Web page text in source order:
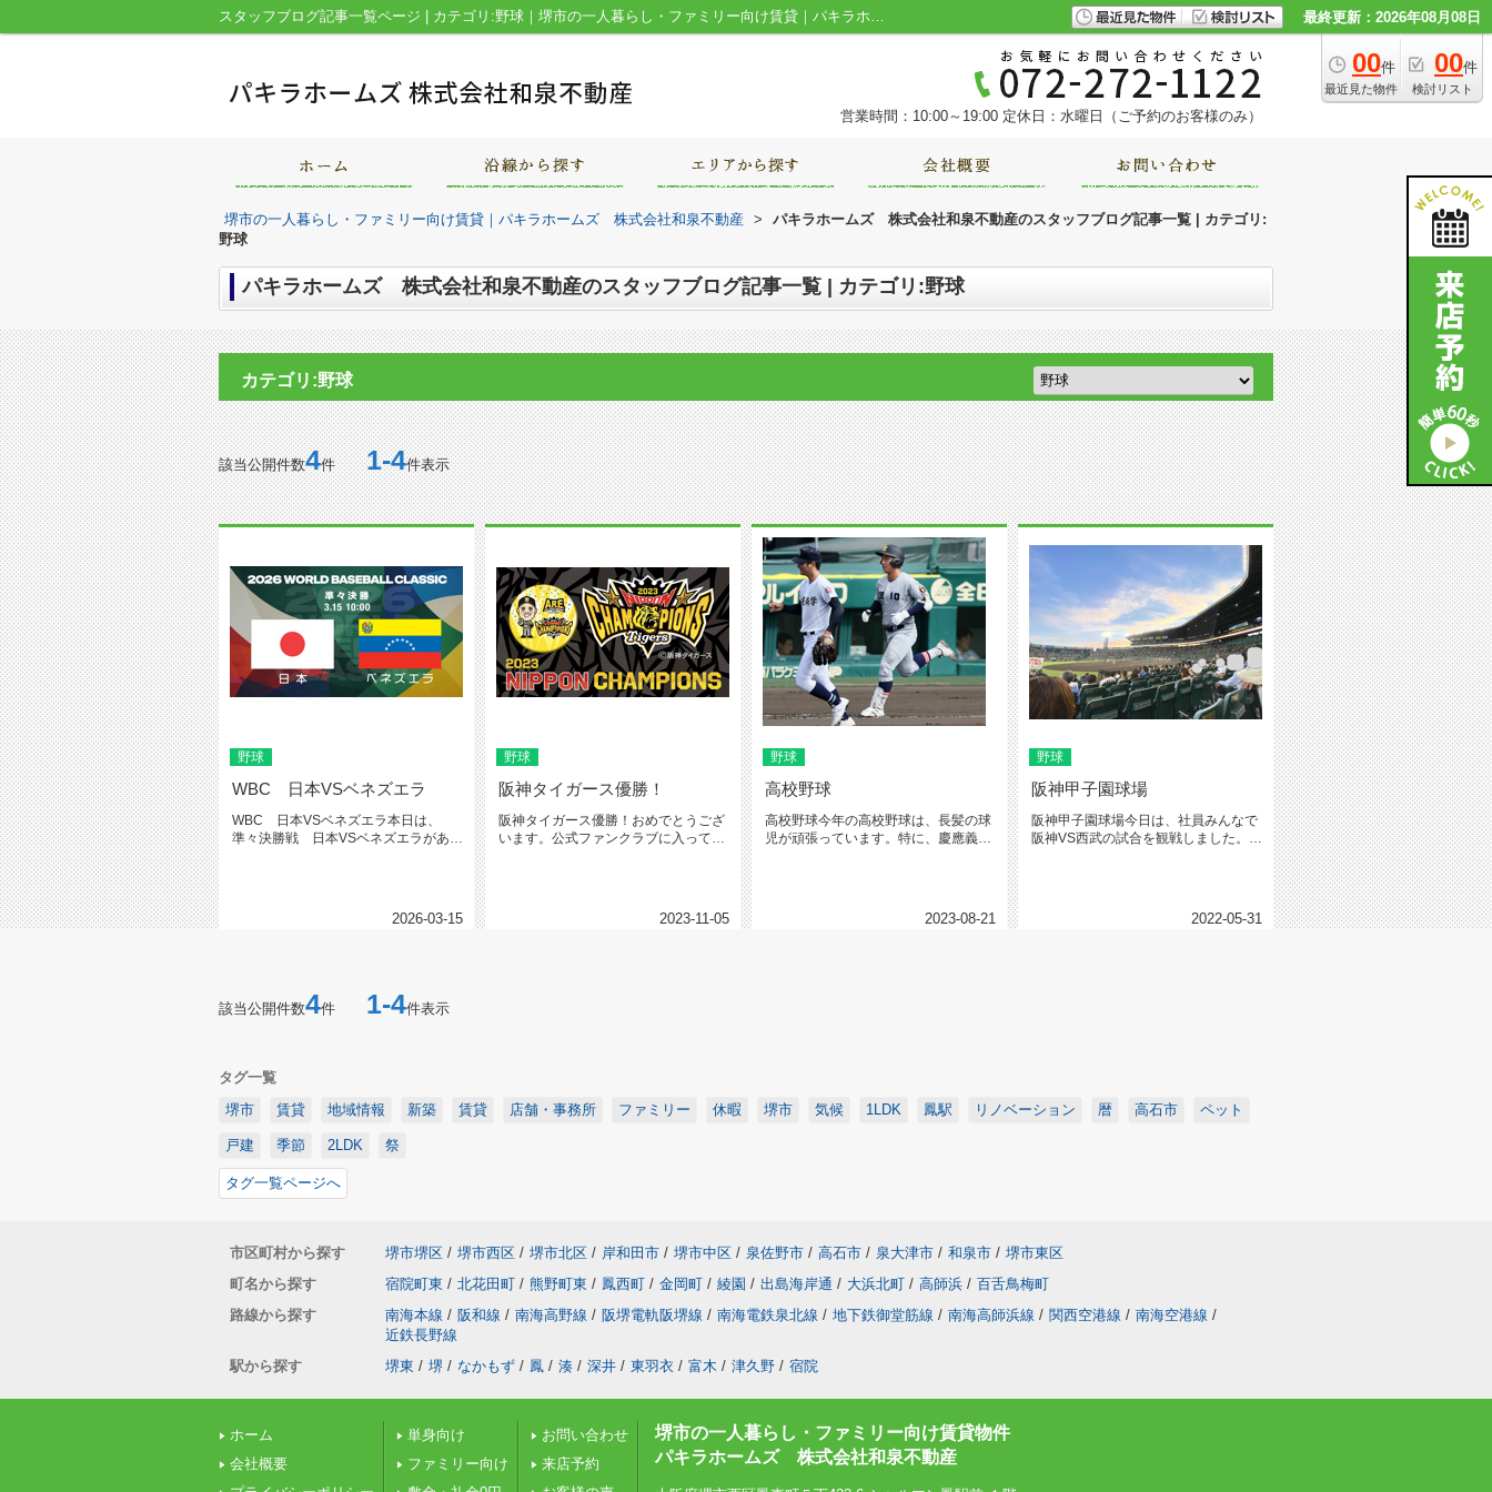
スタッフブログ記事一覧ページ | カテゴリ:野球｜堺市の一人暮らし・ファミリー向け賃貸｜パキラホームズ 株式会社和泉不動産 最終更新：2026年08月08日
00件
最近見た物件
00件
検討リスト
営業時間：10:00～19:00 定休日：水曜日（ご予約のお客様のみ）
堺市の一人暮らし・ファミリー向け賃貸｜パキラホームズ 株式会社和泉不動産 >
パキラホームズ 株式会社和泉不動産のスタッフブログ記事一覧 | カテゴリ:
野球
パキラホームズ 株式会社和泉不動産のスタッフブログ記事一覧 | カテゴリ:野球
カテゴリ:野球
該当公開件数4件1-4件表示
野球
WBC 日本VSベネズエラ
WBC 日本VSベネズエラ本日は、
準々決勝戦 日本VSベネズエラがあり
2026-03-15
野球
阪神タイガース優勝！
阪神タイガース優勝！おめでとうござ
います。公式ファンクラブに入ってい
2023-11-05
野球
高校野球
高校野球今年の高校野球は、長髪の球
児が頑張っています。特に、慶應義塾
2023-08-21
野球
阪神甲子園球場
阪神甲子園球場今日は、社員みんなで
阪神VS西武の試合を観戦しました。取
2022-05-31
該当公開件数4件 1-4件表示
タグ一覧
堺市
賃貸 地域情報 新築 賃貸 店舗・事務所 ファミリー 休暇 堺市 気候 1LDK 鳳駅 リノベーション 暦 高石市 ペット
戸建 季節 2LDK 祭
タグ一覧ページへ
市区町村から探す 堺市堺区 / 堺市西区 / 堺市北区 / 岸和田市 / 堺市中区 / 泉佐野市 / 高石市 / 泉大津市 / 和泉市 / 堺市東区
町名から探す
宿院町東 / 北花田町 / 熊野町東 / 鳳西町 / 金岡町 / 綾園 / 出島海岸通 / 大浜北町 / 高師浜 / 百舌鳥梅町
路線から探す
南海本線 / 阪和線 / 南海高野線 / 阪堺電軌阪堺線 / 南海電鉄泉北線 / 地下鉄御堂筋線 / 南海高師浜線 / 関西空港線 / 南海空港線 /
近鉄長野線
駅から探す
堺東 / 堺 / なかもず / 鳳 / 湊 / 深井 / 東羽衣 / 富木 / 津久野 / 宿院
ホーム
会社概要
単身向け
ファミリー向け
お問い合わせ
来店予約
堺市の一人暮らし・ファミリー向け賃貸物件
パキラホームズ 株式会社和泉不動産